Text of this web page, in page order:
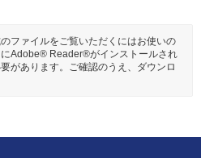
ファイルをご覧いただくにはお使いの
Adobe® Reader®がインストールされ
があります。ご確認のうえ、ダウンロ